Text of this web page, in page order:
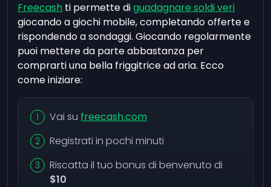
Freecash ti permette diguadagnare soldi veri
giocando a giochi mobile, completando offerte e
rispondendo a sondaggi. Giocando regolarmente
puoi mettere da parte abbastanza per
comprarti una bella friggitrice ad aria. Ecco
come iniziare:
Vai su freecash.com
Registrati in pochi minuti
Riscatta il tuo bonus di benvenuto di
$10